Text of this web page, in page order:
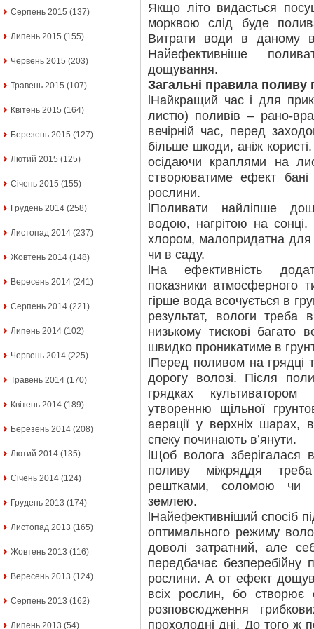
Серпень 2015 (137)
Липень 2015 (155)
Червень 2015 (203)
Травень 2015 (107)
Квітень 2015 (164)
Березень 2015 (127)
Лютий 2015 (125)
Січень 2015 (155)
Грудень 2014 (258)
Листопад 2014 (237)
Жовтень 2014 (148)
Вересень 2014 (241)
Серпень 2014 (221)
Липень 2014 (102)
Червень 2014 (225)
Травень 2014 (170)
Квітень 2014 (189)
Березень 2014 (208)
Лютий 2014 (135)
Січень 2014 (124)
Грудень 2013 (174)
Листопад 2013 (165)
Жовтень 2013 (116)
Вересень 2013 (124)
Серпень 2013 (162)
Липень 2013 (54)
Якщо літо видасться
морквою слід буде
Витрати води в даному
Найефективніше
дощування.
Загальні правила поливу
lНайкращий час і для
листю) поливів – рано-
вечірній час, перед
більше шкоди, аніж
осідаючи краплями на
створюватиме ефект
рослини.
lПоливати найліпше
водою, нагрітою на
хлором, малопридатна для
чи в саду.
lНа ефективність
показники атмосферного
гірше вода всочується в
результат, вологи треба
низькому тискові багато
швидко проникатиме в
lПеред поливом на грядці
дорогу волозі. Після
грядках
утворенню щільної
аерації у верхніх шарах,
спеку починають в’янути.
lЩоб волога зберігалася
поливу міжряддя
рештками, соломою чи
землею.
lНайефективніший спосіб
оптимального режиму
доволі затратний, але
передбачає безперебійну
рослини. А от ефект
всіх рослин, бо
розповсюдження
прохолодні дні. До того ж